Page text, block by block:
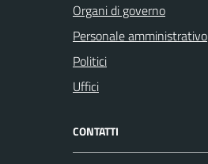
Organi di governo
Personale amministrativo
Politici
Uffici
CONTATTI